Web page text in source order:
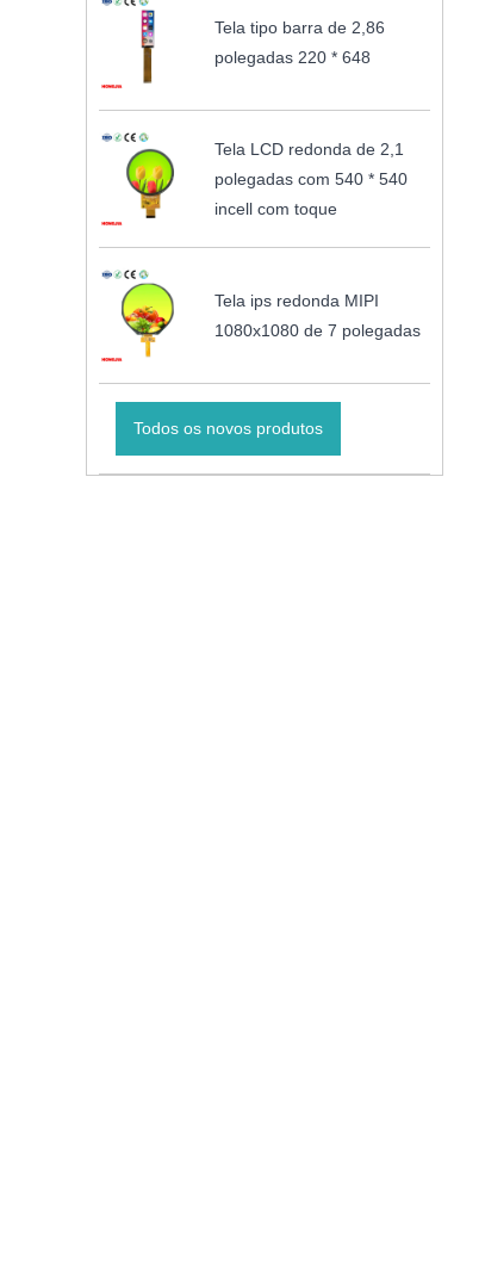
Tela tipo barra de 2,86
polegadas 220 * 648
Tela LCD redonda de 2,1
polegadas com 540 * 540
incell com toque
Tela ips redonda MIPI
1080x1080 de 7 polegadas
Todos os novos produtos